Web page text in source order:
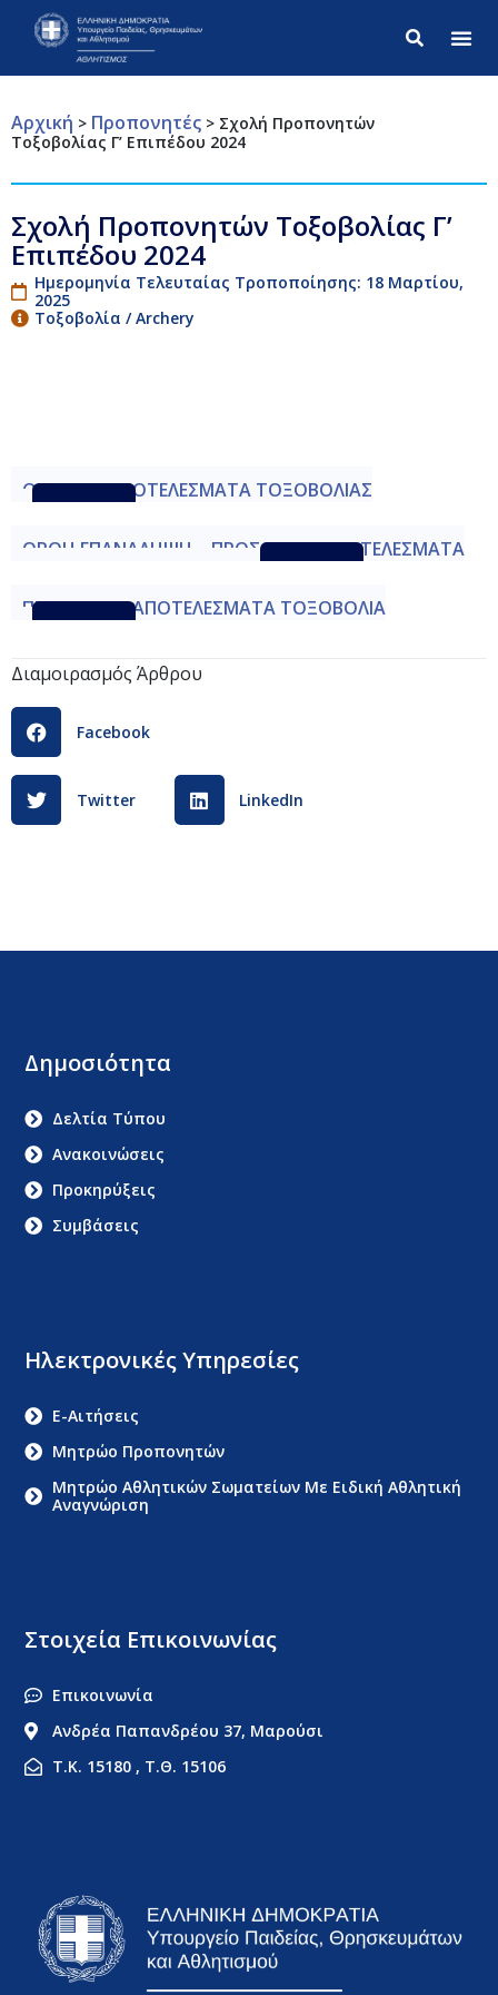
Αρχική > Προπονητές > Σχολή Προπονητών
Τοξοβολίας Γ’ Επιπέδου 2024
Σχολή Προπονητών Τοξοβολίας Γ’
Επιπέδου 2024
Ημερομηνία Τελευταίας Τροποποίησης: 18 Μαρτίου,
2025
Τοξοβολία / Archery
ΟΡΙΣΤΙΚΑ ΑΠΟΤΕΛΕΣΜΑΤΑ ΤΟΞΟΒΟΛΙΑΣ
ΟΡΘΗ ΕΠΑΝΑΛΗΨΗ – ΠΡΟΣΩΡΙΝΑ ΑΠΟΤΕΛΕΣΜΑΤΑ
ΠΡΟΣΩΡΙΝΑ ΑΠΟΤΕΛΕΣΜΑΤΑ ΤΟΞΟΒΟΛΙΑ
Διαμοιρασμός Άρθρου
Facebook
Twitter LinkedIn
Στοιχεία Επικοινωνίας
Επικοινωνία
Ανδρέα Παπανδρέου 37, Μαρούσι
Τ.Κ. 15180 , Τ.Θ. 15106
Ηλεκτρονικές Υπηρεσίες
E-Αιτήσεις
Μητρώο Προπονητών
Μητρώο Αθλητικών Σωματείων Με Ειδική Αθλητική
Αναγνώριση
Δημοσιότητα
Δελτία Τύπου
Ανακοινώσεις
Προκηρύξεις
Συμβάσεις